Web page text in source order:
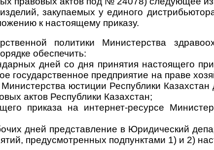
закупаемых у единого
к настоящему приказу.
политики Министерства
обеспечить:
дней со дня принятия настоящего
государственное предприятие на праве
Министерства юстиции Республики
актов Республики Казахстан;
приказа на интернет-ресурсе
дней представление в Юридический
предусмотренных подпунктами 1) и 2)